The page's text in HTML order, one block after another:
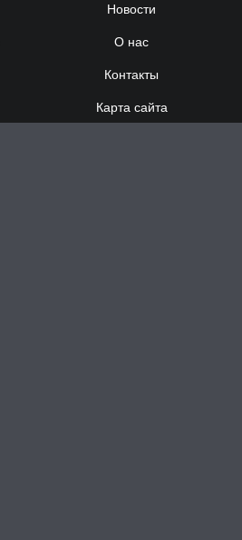
Новости
О нас
Контакты
Карта сайта